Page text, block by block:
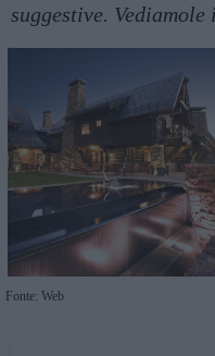
suggestive. Vediamole
Fonte: Web